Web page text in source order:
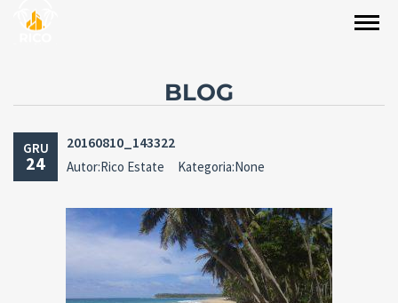
BLOG
GRU
24
20160810_143322
Autor:Rico Estate Kategoria:None